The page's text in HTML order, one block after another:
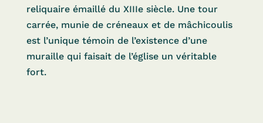
reliquaire émaillé du XIIIe siècle. Une tour
carrée, munie de créneaux et de mâchicoulis
est l’unique témoin de l’existence d’une
muraille qui faisait de l’église un véritable
fort.